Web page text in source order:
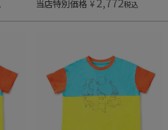
当店特別価格 ¥ 税込